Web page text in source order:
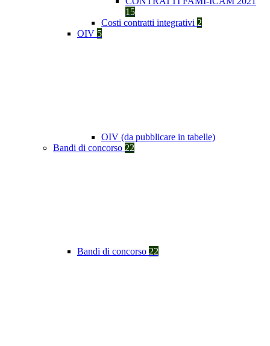
15
Costi contratti integrativi 2
OIV 5
OIV (da pubblicare in tabelle)
Bandi di concorso 22
Bandi di concorso 22